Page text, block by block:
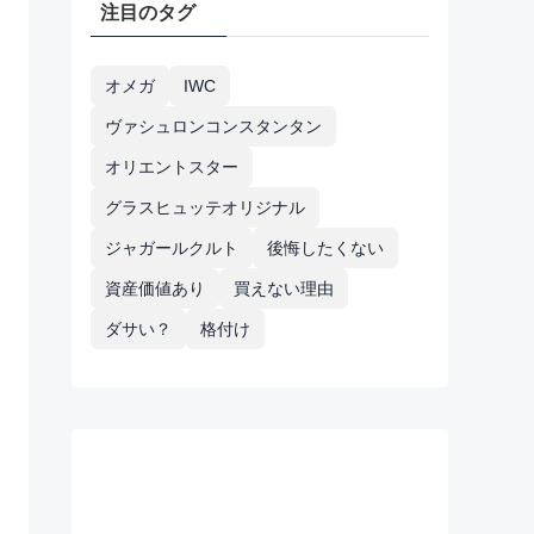
注目のタグ
オメガ IWC
ヴァシュロンコンスタンタン
オリエントスター
グラスヒュッテオリジナル
ジャガールクルト 後悔したくない
資産価値あり 買えない理由
ダサい？ 格付け